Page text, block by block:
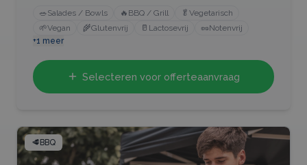
🥗Salades / Bowls 🔥 BBQ / Grill 🥬 Vegetarisch
🌱Vegan 🌾Glutenvrij 🥛 Lactosevrij 🥜Notenvrij
+1 meer
Selecteren voor offerteaanvraag
🥩BBQ